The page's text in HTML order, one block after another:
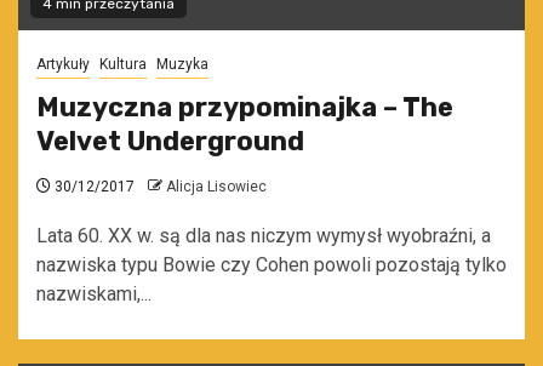
4 min przeczytania
Artykuły Kultura Muzyka
Muzyczna przypominajka – The
Velvet Underground
30/12/2017 Alicja Lisowiec
Lata 60. XX w. są dla nas niczym wymysł wyobraźni, a
nazwiska typu Bowie czy Cohen powoli pozostają tylko
nazwiskami,...